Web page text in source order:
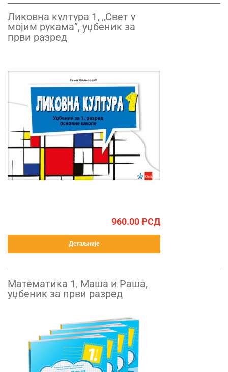
Ликовна култура 1, „Свет у
мојим рукама”, уџбеник за
први разред
960.00 РСД
Детаљније
Математика 1, Маша и Рашa,
уџбеник за први разред